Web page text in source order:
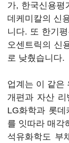
가, 한국신용평
데케미칼의 신
니다. 또 한기
오센트릭의 신
로 낮췄습니다.
업계는 이 같은
개편과 자산
LG화학과 롯
를 잇따라 매각
석유화학도 부